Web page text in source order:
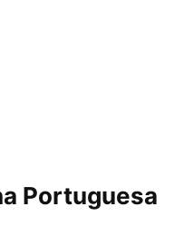
Portuguesa